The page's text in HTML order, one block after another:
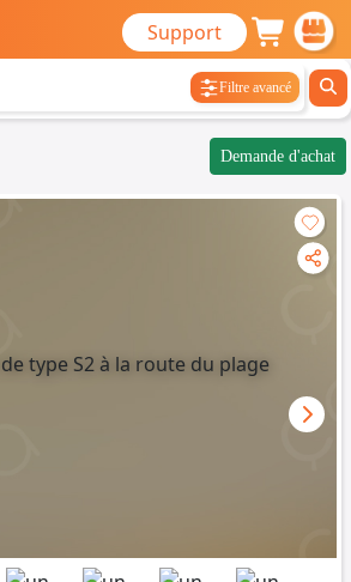
Support
Filtre avancé
Demande d'achat